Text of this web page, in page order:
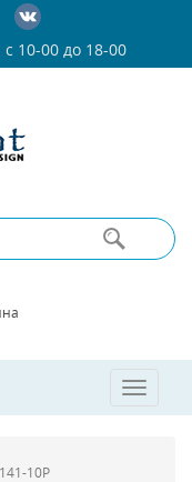
10-00 до 18-00
Toggle
10P